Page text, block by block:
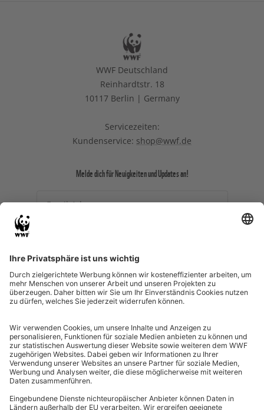
WWF Deutschland
Reinhardtstr. 18
10117 Berlin | Germany
Servicezeiten:
Kundenservice: shop@wwf.de
Melde dich für Neuigkeiten und Updates an!
Email-Adresse
Zwecken des (personalisierten) Versands des
Newsletters und des Newsletter-Trackings
verarbeitet werden.
Allgemeine Geschäftsbedingungen